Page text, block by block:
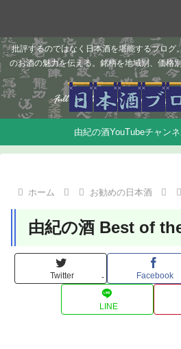
批評するのではなく日本酒を堪能するブログ
のお酒の魅力を伝える。銘柄を地域別、価格
由紀の酒YouTubeチャン
ホーム お勧めの日本酒
由紀の酒 Best of
Twitter - Facebook
LINE